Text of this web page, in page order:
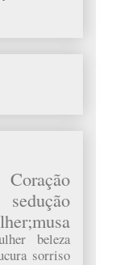
Coração
sedução
beleza
sorriso